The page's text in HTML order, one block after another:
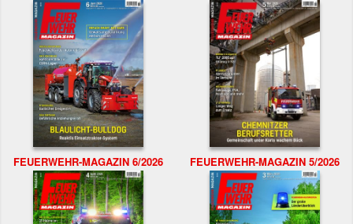
FEUERWEHR-MAGAZIN 6/2026 FEUERWEHR-MAGAZIN 5/2026